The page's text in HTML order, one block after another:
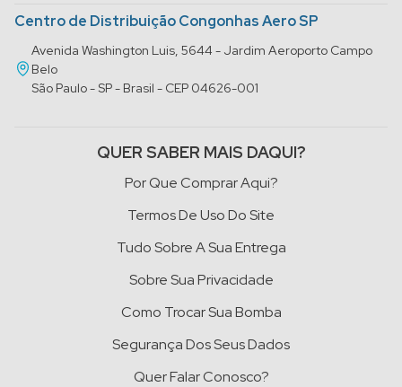
Centro de Distribuição Congonhas Aero SP
Avenida Washington Luis, 5644 - Jardim Aeroporto Campo
Belo
São Paulo - SP - Brasil - CEP 04626-001
QUER SABER MAIS DAQUI?
Por Que Comprar Aqui?
Termos De Uso Do Site
Tudo Sobre A Sua Entrega
Sobre Sua Privacidade
Como Trocar Sua Bomba
Segurança Dos Seus Dados
Quer Falar Conosco?